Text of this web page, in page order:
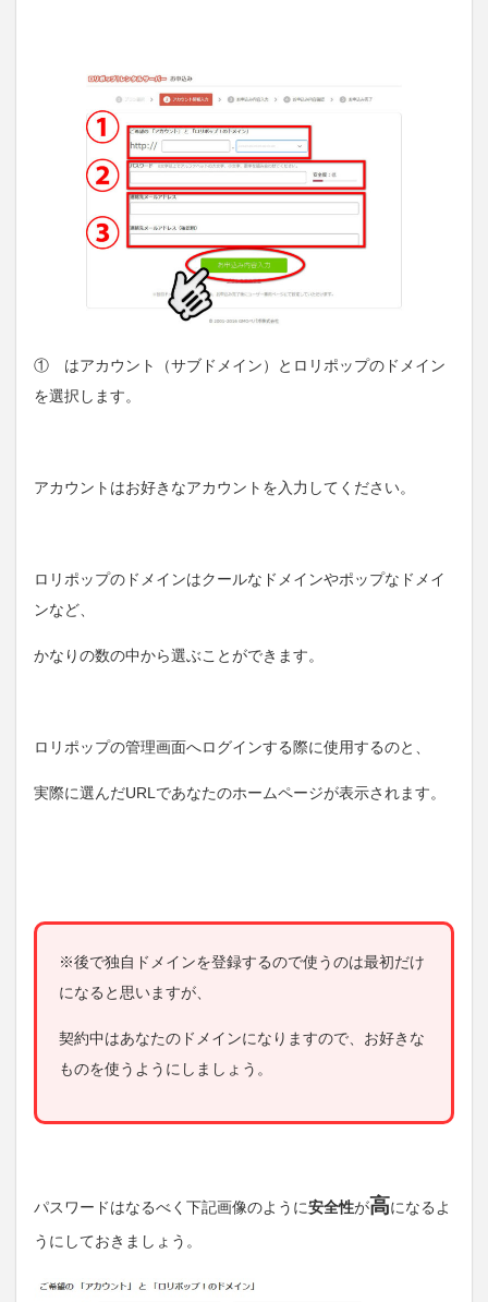
① はアカウント（サブドメイン）とロリポップのドメイン
を選択します。
アカウントはお好きなアカウントを入力してください。
ロリポップのドメインはクールなドメインやポップなドメイ
ンなど、
かなりの数の中から選ぶことができます。
ロリポップの管理画面へログインする際に使用するのと、
実際に選んだURLであなたのホームページが表示されます。
※後で独自ドメインを登録するので使うのは最初だけ
になると思いますが、
契約中はあなたのドメインになりますので、お好きな
ものを使うようにしましょう。
パスワードはなるべく下記画像のように安全性が高になるよ
うにしておきましょう。